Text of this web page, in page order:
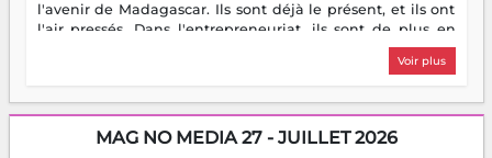
l'avenir de Madagascar. Ils sont déjà le présent, et ils ont
l'air pressés. Dans l'entrepreneuriat, ils sont de plus en
plus nombreux à se lancer, à créer, à risquer — souvent
sans filet, souvent sans aide, mais toujours avec cette
dorment vraiment la nuit. En culture, les nouvelles sont
encore meilleures. Aina Rasamoelina vient de décrocher le
Prix RFI Instrumental Afrique. Miangaly Elia rafle le Prix
Voir plus
MAG NO MEDIA 27 - JUILLET 2026